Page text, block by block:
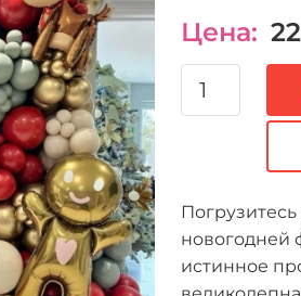
Цена:
новогодней
истинное